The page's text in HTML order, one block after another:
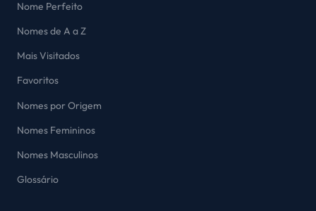
Nome Perfeito
Nomes de A a Z
Mais Visitados
Favoritos
Nomes por Origem
Nomes Femininos
Nomes Masculinos
Glossário